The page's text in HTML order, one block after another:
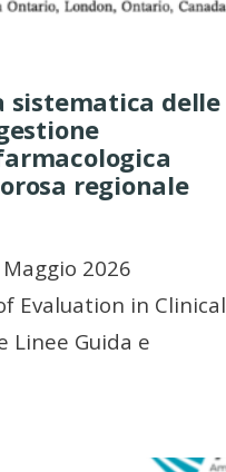
sistematica delle
regionale
2026
Evaluation in Clinical
Linee Guida e